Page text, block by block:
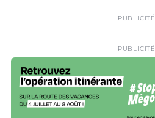
PUBLICITÉ
PUBLICITÉ